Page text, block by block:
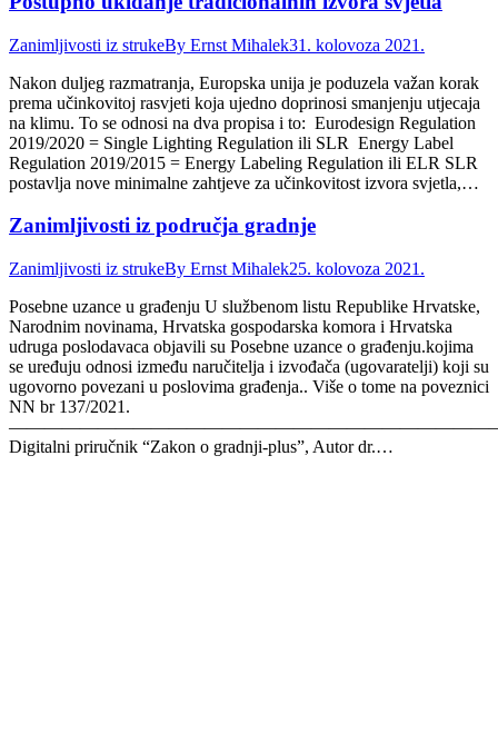
Zanimljivosti iz strukeBy Ernst Mihalek31. kolovoza 2021.
Nakon duljeg razmatranja, Europska unija je poduzela važan korak
prema učinkovitoj rasvjeti koja ujedno doprinosi smanjenju utjecaja
na klimu. To se odnosi na dva propisa i to: Eurodesign Regulation
2019/2020 = Single Lighting Regulation ili SLR Energy Label
Regulation 2019/2015 = Energy Labeling Regulation ili ELR SLR
postavlja nove minimalne zahtjeve za učinkovitost izvora svjetla,…
Zanimljivosti iz područja gradnje
Zanimljivosti iz strukeBy Ernst Mihalek25. kolovoza 2021.
Posebne uzance u građenju U službenom listu Republike Hrvatske,
Narodnim novinama, Hrvatska gospodarska komora i Hrvatska
udruga poslodavaca objavili su Posebne uzance o građenju.kojima
se uređuju odnosi između naručitelja i izvođača (ugovaratelji) koji su
ugovorno povezani u poslovima građenja.. Više o tome na poveznici
NN br 137/2021.
Digitalni priručnik “Zakon o gradnji-plus”, Autor dr.…